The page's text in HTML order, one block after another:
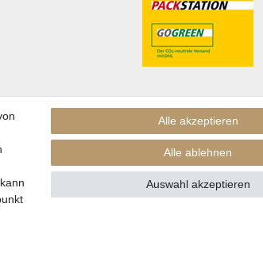
nicht anders beschrieben
hier
Alle akzeptieren
Alle ablehnen
Auswahl akzeptieren